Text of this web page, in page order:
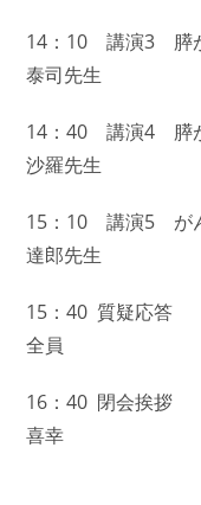
14：10 講演
泰司先生
14：40 講演
沙羅先生
15：10 講
達郎先生
15：40
全員
16：40 閉
喜幸